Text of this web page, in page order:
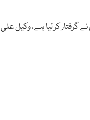
نے گرفتار کر لیا ہے، وکیل علی